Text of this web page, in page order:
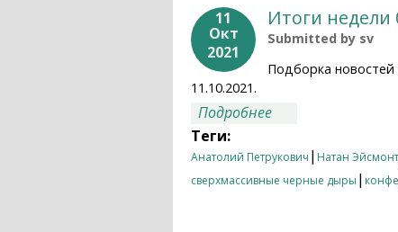
11
Окт
2021
Итоги недели
Submitted by sv
Подборка
11.10.2021.
Подробнее
Теги:
Анатолий Петрукович | Натан Эйсмонт
сверхмассивные черные дыры |